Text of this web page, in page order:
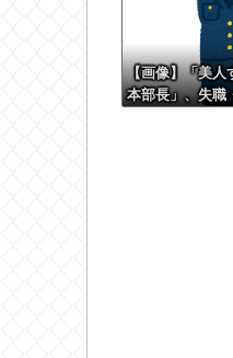
【画像】「美人
本部長」、失職